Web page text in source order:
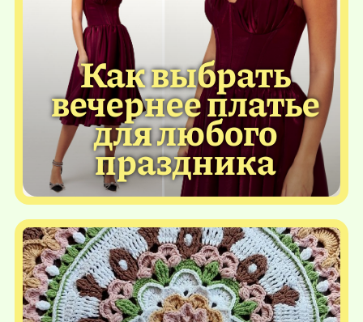
Как выбрать
вечернее платье
для любого
праздника